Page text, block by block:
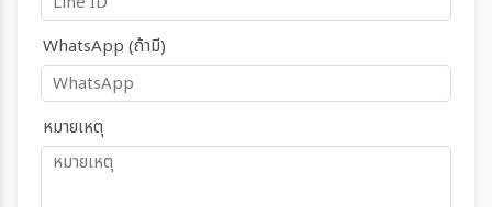
WhatsApp (ถ้ามี)
หมายเหตุ